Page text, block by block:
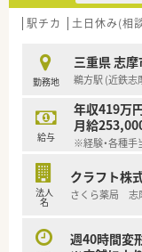
駅チカ 土日休み(相
勤務地
三重県 志摩
鵜方駅 (近鉄志
給与
年収419万
月給
※経験・各種手
法人
名
クラフト株
さくら薬局 志
週40時間変